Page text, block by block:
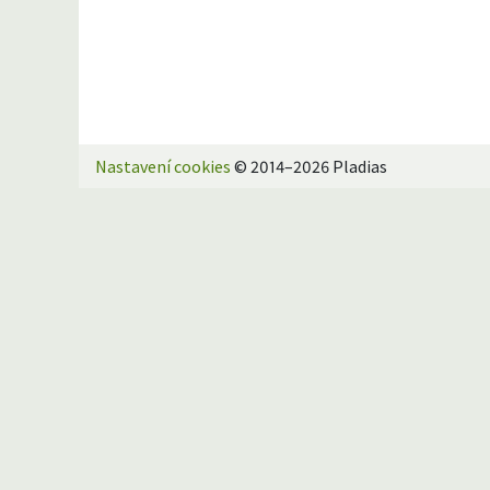
Nastavení cookies © 2014–2026 Pladias